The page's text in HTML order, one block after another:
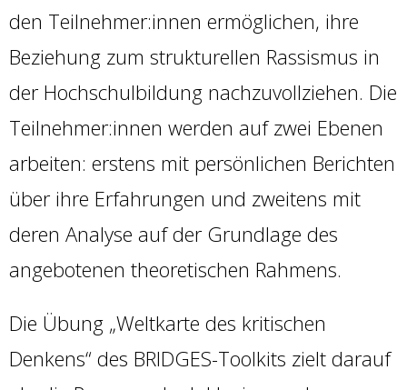
den Teilnehmer:innen ermöglichen, ihre
Beziehung zum strukturellen Rassismus in
der Hochschulbildung nachzuvollziehen. Die
Teilnehmer:innen werden auf zwei Ebenen
arbeiten: erstens mit persönlichen Berichten
über ihre Erfahrungen und zweitens mit
deren Analyse auf der Grundlage des
angebotenen theoretischen Rahmens.
Die Übung „Weltkarte des kritischen
Denkens“ des BRIDGES-Toolkits zielt darauf